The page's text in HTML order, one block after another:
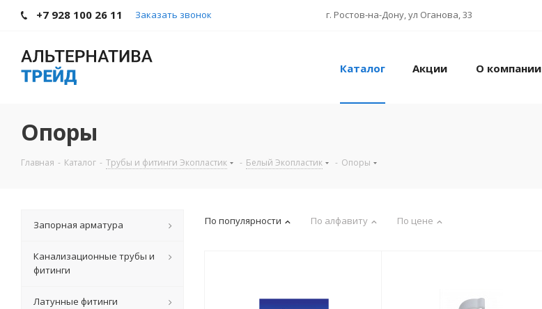
+7 928 100 26 11 Заказать звонок г. Ростов-на-Дону, ул Оганова, 33
Каталог Акции О компании
Опоры
Главная - Каталог - Трубы и фитинги Экопластик - Белый Экопластик - Опоры
По популярности По алфавиту По цене
Запорная арматура
Канализационные трубы и
фитинги
Латунные фитинги